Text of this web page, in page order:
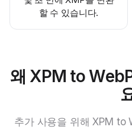
할 수 있습니다.
왜 XPM to
추가 사용을 위해 XPM to